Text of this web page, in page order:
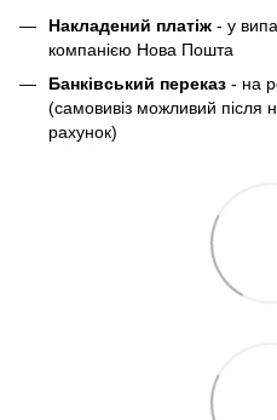
Накладений платіж - у
компанією Нова Пошта
Банківський переказ - на
(самовивіз можливий після
рахунок)